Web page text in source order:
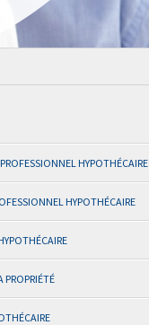
HYPOTHÉCAIRE
HYPOTHÉCAIRE
PROPRIÉTÉ